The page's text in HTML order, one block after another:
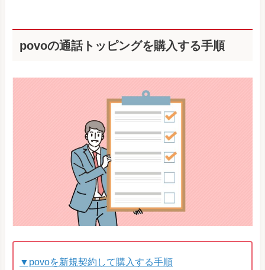
povoの通話トッピングを購入する手順
▼povoを新規契約して購入する手順